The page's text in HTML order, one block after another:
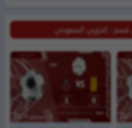
قسم : الدوري السعودي